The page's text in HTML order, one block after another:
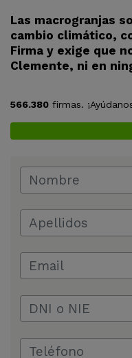
Las macrogranjas
cambio climático,
Firma y exige que
Clemente, ni en
566.380 firmas.